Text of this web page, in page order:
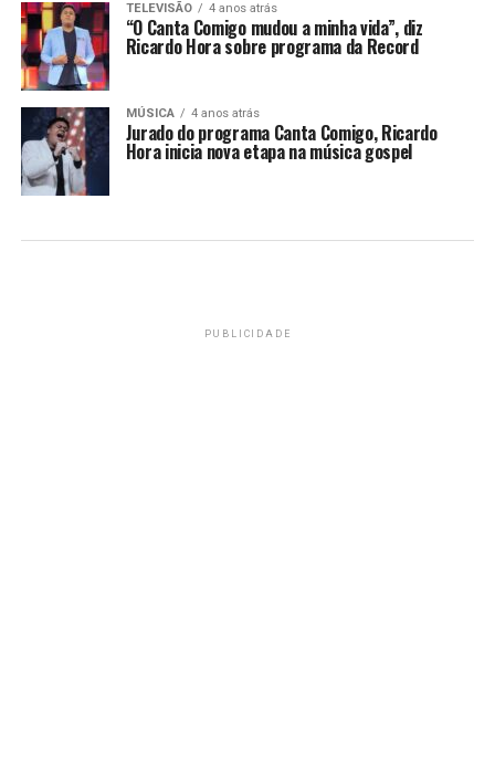
TELEVISÃO 4 anos atrás
“O Canta Comigo mudou a minha vida”, diz
Ricardo Hora sobre programa da Record
MÚSICA 4 anos atrás
Jurado do programa Canta Comigo, Ricardo
Hora inicia nova etapa na música gospel
PUBLICIDADE